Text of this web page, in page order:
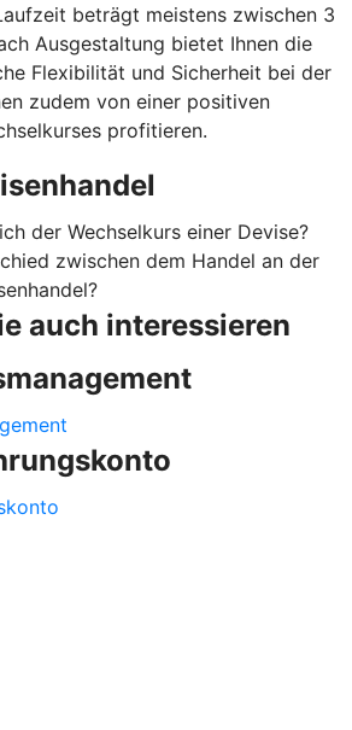
beträgt meistens zwischen 3
Ausgestaltung bietet Ihnen die
Flexibilität und Sicherheit bei der
zudem von einer positiven
profitieren.
der Wechselkurs einer Devise?
zwischen dem Handel an der
auch interessieren